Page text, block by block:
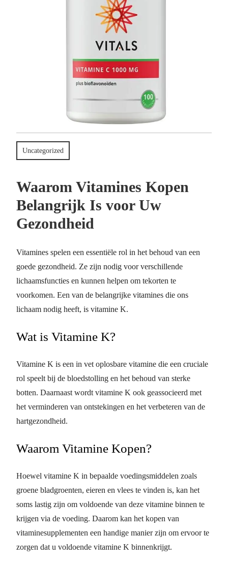
Uncategorized
Waarom Vitamines Kopen
Belangrijk Is voor Uw
Gezondheid
Vitamines spelen een essentiële rol in het behoud van een
goede gezondheid. Ze zijn nodig voor verschillende
lichaamsfuncties en kunnen helpen om tekorten te
voorkomen. Een van de belangrijke vitamines die ons
lichaam nodig heeft, is vitamine K.
Wat is Vitamine K?
Vitamine K is een in vet oplosbare vitamine die een cruciale
rol speelt bij de bloedstolling en het behoud van sterke
botten. Daarnaast wordt vitamine K ook geassocieerd met
het verminderen van ontstekingen en het verbeteren van de
hartgezondheid.
Waarom Vitamine Kopen?
Hoewel vitamine K in bepaalde voedingsmiddelen zoals
groene bladgroenten, eieren en vlees te vinden is, kan het
soms lastig zijn om voldoende van deze vitamine binnen te
krijgen via de voeding. Daarom kan het kopen van
vitaminesupplementen een handige manier zijn om ervoor te
zorgen dat u voldoende vitamine K binnenkrijgt.